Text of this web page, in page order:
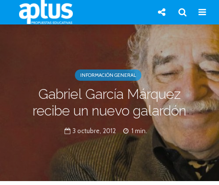
INFORMACIÓN GENERAL
Gabriel García Márquez
recibe un nuevo galardón
3 octubre, 2012 1 min.